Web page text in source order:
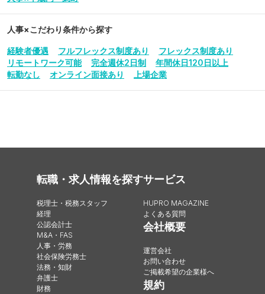
人事×こだわり条件から探す
経験者優遇 フルフレックス制度あり
フレックス制度あり
リモートワーク可能
完全週休2日制
年間休日120日以上
転勤なし
オンライン面接あり 上場企業
転職・求人情報を探す
税理士・税務スタッフ
経理
公認会計士
M&A・FAS
人事・労務
社会保険労務士
法務・知財
弁護士
財務
サービス
HUPRO MAGAZINE
よくある質問
会社概要
運営会社
お問い合わせ
ご掲載希望の企業様へ
規約